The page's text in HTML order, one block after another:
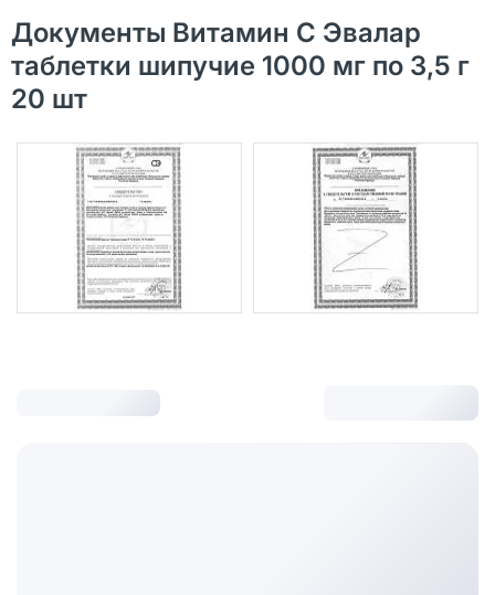
Документы Витамин С Эвалар
таблетки шипучие 1000 мг по 3,5 г
20 шт